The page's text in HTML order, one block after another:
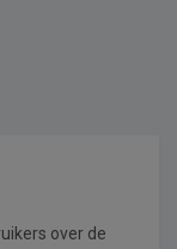
over de